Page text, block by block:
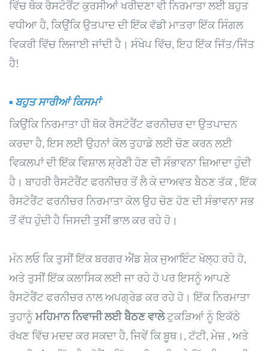
ਵਿੱਚ ਥੋਕ ਰੈਸਟੋਰੈਂਟ ਕੁਰਸੀਆਂ ਖਰੀਦਣਾ ਵੀ ਨਿਰਮਾਤਾ ਲਈ ਬਹੁਤ
ਵਧੀਆ ਹੈ, ਕਿਉਂਕਿ ਉਤਪਾਦ ਦੀ ਇੱਕ ਵੱਡੀ ਮਾਤਰਾ ਇੱਕ ਸਿੰਗਲ
ਵਿਕਰੀ ਵਿੱਚ ਲਿਜਾਈ ਜਾਂਦੀ ਹੈ। ਸੰਖੇਪ ਵਿੱਚ, ਇਹ ਇੱਕ ਜਿੱਤ/ਜਿੱਤ
ਹੈ!
▪ ਬਹੁਤ ਸਾਰੀਆਂ ਕਿਸਮਾਂ
ਕਿਉਂਕਿ ਨਿਰਮਾਤਾ ਹੀ ਥੋਕ ਰੈਸਟੋਰੈਂਟ ਫਰਨੀਚਰ ਦਾ ਉਤਪਾਦਨ
ਕਰਦਾ ਹੈ, ਇਸ ਲਈ ਉਹਨਾਂ ਕੋਲ ਤੁਹਾਡੇ ਲਈ ਚੋਣ ਕਰਨ ਲਈ
ਵਿਕਲਪਾਂ ਦੀ ਇੱਕ ਵਿਸ਼ਾਲ ਸ਼੍ਰੇਣੀ ਹੋਣ ਦੀ ਸੰਭਾਵਨਾ ਜ਼ਿਆਦਾ ਹੁੰਦੀ
ਹੈ। ਬਾਹਰੀ ਰੈਸਟੋਰੈਂਟ ਫਰਨੀਚਰਤੋਂ ਲੈਕੇ ਦਾਅਵਤ ਬੈਠਣ ਤੱਕ , ਇੱਕ
ਰੈਸਟੋਰੈਂਟ ਫਰਨੀਚਰ ਨਿਰਮਾਤਾ ਕੋਲ ਉਹ ਚੋਣ ਹੋਣ ਦੀ ਸੰਭਾਵਨਾ ਸਭ
ਤੋਂ ਵੱਧ ਹੁੰਦੀ ਹੈ ਜਿਸਦੀ ਤੁਸੀਂ ਭਾਲ ਕਰ ਰਹੇ ਹੋ।
ਮੰਨ ਲਓ ਕਿ ਤੁਸੀਂ ਇੱਕ ਬਰਗਰ ਐਂਡ ਸ਼ੇਕ ਜੁਆਇੰਟ ਖੋਲ੍ਹ ਰਹੇ ਹੋ,
ਅਤੇ ਤੁਸੀਂ ਇੱਕ ਕਲਾਸਿਕ ਲਈ ਜਾ ਰਹੇ ਹੋ ਪਰ ਇਸਨੂੰ ਆਪਣੇ
ਰੈਸਟੋਰੈਂਟ ਫਰਨੀਚਰ ਨਾਲ ਅਪਗ੍ਰੇਡ ਕਰ ਰਹੇ ਹੋ। ਇੱਕ ਨਿਰਮਾਤਾ
ਤੁਹਾਨੂੰ ਮਹਿਮਾਨ ਨਿਵਾਜੀ ਲਈ ਬੈਠਣ ਵਾਲੇਟੁਕੜਿਆਂ ਨੂੰ ਇਕੱਠੇ
ਰੱਖਣ ਵਿੱਚ ਮਦਦ ਕਰ ਸਕਦਾ ਹੈ, ਜਿਵੇਂ ਕਿ ਬੂਥ। , ਟੱਟੀ, ਮੇਜ਼ , ਅਤੇ